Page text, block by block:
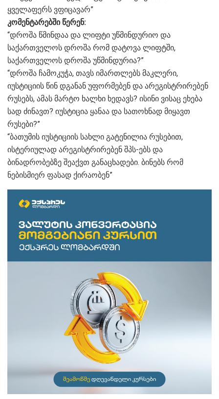
ყველაფერს ვფიცავარ”
კომენტარებში წერენ:
“დროშა წმინდაა და ლიფტი უწმინდურიო და
საქართველოს დროშა რომ დატოვა ლიფტში,
საქართველოს დროშა უწმინდურია?”
“დროშა ჩამოკუჭა, თავს იმართლებს მაკლერი,
იუსტიციის წინ დგანან უფორმებენ და არეგისტრირებენ
რუსებს, ამას მარტო ხალხი ხედავს? ისინი ვისაც ეხება
სად ძინავთ? იუსტიცია ყანაა და სათოხნად მიყავთ
რუსები?”
“ბათუმის იუსტიციის სახლი გატენილია რუსებით,
ისტერიულად არეგისტრირებენ შპს-ებს და
ბინადრობებზე შეაქვთ განაცხადები. ბინებს რომ
ნებისმიერ ფასად ქირაობენ”